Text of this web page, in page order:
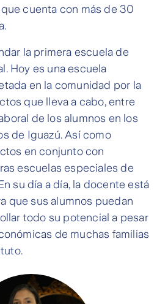
cuenta con más de 30
la primera escuela de
Hoy es una escuela
en la comunidad por la
que lleva a cabo, entre
de los alumnos en los
de Iguazú. Así como
en conjunto con
escuelas especiales de
su día a día, la docente está
que sus alumnos puedan
todo su potencial a pesar
de muchas familias